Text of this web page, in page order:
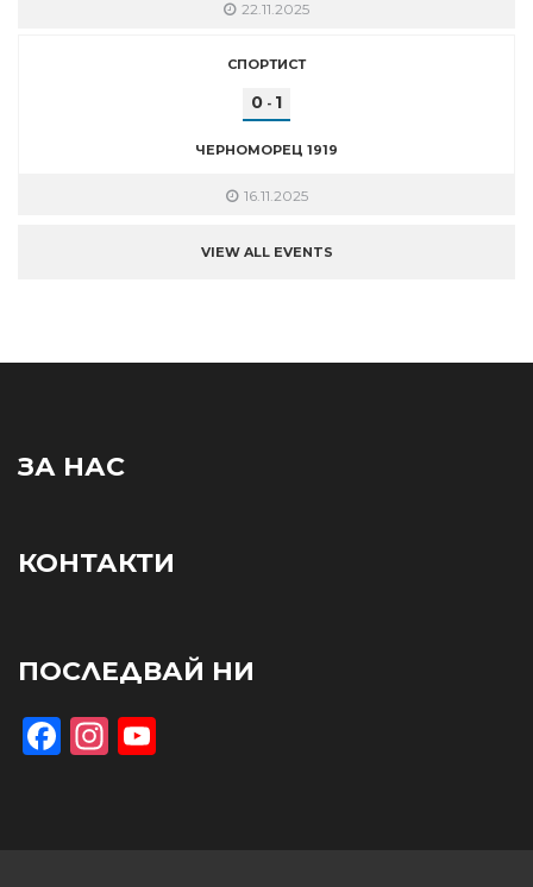
22.11.2025
СПОРТИСТ
0 - 1
ЧЕРНОМОРЕЦ 1919
16.11.2025
VIEW ALL EVENTS
ЗА НАС
КОНТАКТИ
ПОСЛЕДВАЙ НИ
Facebook
Instagram